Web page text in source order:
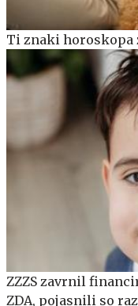
Ti znaki horoskopa
ZZZS zavrnil
ZDA, pojasnili so